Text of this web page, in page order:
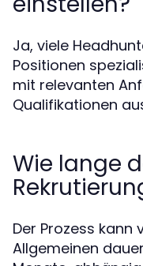
Ja, viele
Positionen
mit relevanten
Qualifikationen
Wie lange
Der Prozess kann
Allgemeinen